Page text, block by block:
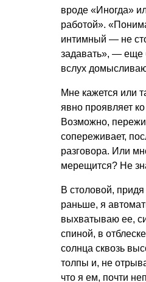
вроде «Иногда»
работой».
интимный — не
задавать», — еще
вслух
Мне кажется или
явно проявляет
Возможно,
сопереживает,
разговора. Или
мерещится? Не
В столовой,
раньше, я
выхватываю ее,
спиной, в
солнца сквозь
толпы и, не
что я ем, почти